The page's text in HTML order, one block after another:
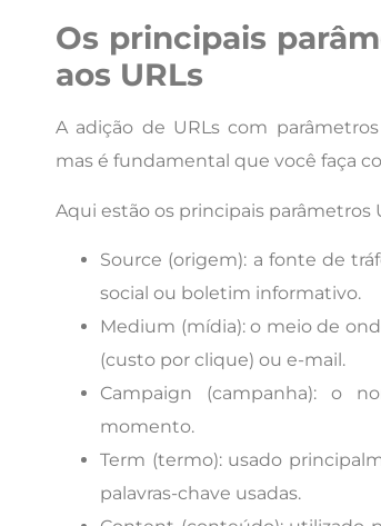
Os principais
aos URLs
A adição de URLs com
mas é fundamental que você faça
Aqui estão os principais parâmetros
Source (origem): a fonte de
social ou boletim informativo.
Medium (mídia): o meio de
(custo por clique) ou e-mail.
Campaign (campanha): o
momento.
Term (termo): usado
palavras-chave usadas.